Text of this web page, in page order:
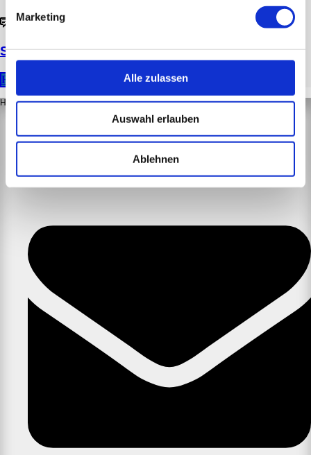
Marketing
Alle zulassen
Auswahl erlauben
Ablehnen
0
Story – Digitale Kirche
READ MORE
Heliotron Deutschland GmbH
Etzmattenstr. 40
79112 Freiburg im Breisgau
+49 7664 9339 33